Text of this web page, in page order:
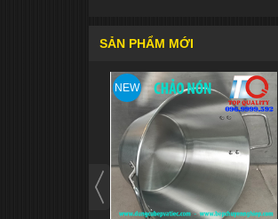
SẢN PHẨM MỚI
NEW